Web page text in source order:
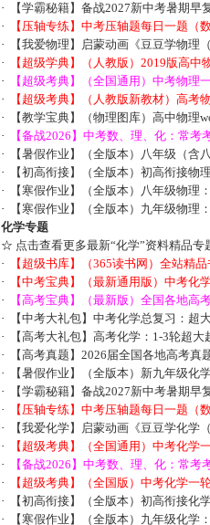
·
【学霸秘籍】备战2027新中考暑期早
·
【压轴专练】中考压轴题每日一题（
·
【我爱物理】启蒙动画《豆豆学物理
·
【超级学典】（人教版）2019版高中
·
【超级考典】（全国通用）中考物理
·
【超级考典】（人教版新教材）高考
·
【教学宝典】（物理图库）高中物理
·
【备战2026】中考数、理、化：常考
·
【暑假作业】（全版本）八年级（含
·
【初高衔接】（全版本）初高衔接物
·
【寒假作业】（全版本）八年级物理
·
【寒假作业】（全版本）九年级物理
化学专题
☆ 点击查看更多最新“化学”资料精品专
·
【超级书库】（365读书网）全站精
·
【中考宝典】（最新通用版）中考化
·
【高考宝典】（最新版）全国各地高
·
【中考大礼包】中考化学总复习：超
·
【高考大礼包】高考化学：1-3轮超
·
【高考真题】2026届全国各地高考真
·
【暑假作业】（全版本）新九年级化
·
【学霸秘籍】备战2027新中考暑期早
·
【压轴专练】中考压轴题每日一题（
·
【我爱化学】启蒙动画《豆豆学化学
·
【超级考典】（全国通用）中考化学
·
【备战2026】中考数、理、化：常考
·
【超级考典】（全国版）中考化学一
·
【初高衔接】（全版本）初高衔接化
·
【寒假作业】（全版本）九年级化学